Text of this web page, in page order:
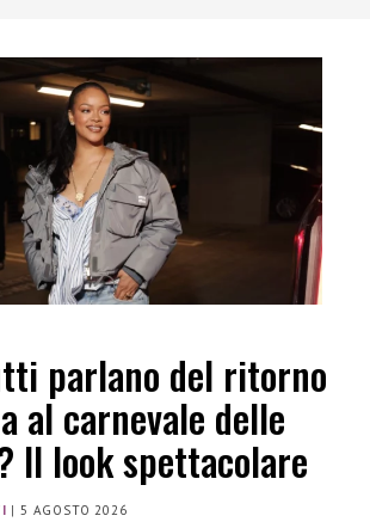
parlano del ritorno
al carnevale delle
Il look spettacolare
|5 AGOSTO 2026